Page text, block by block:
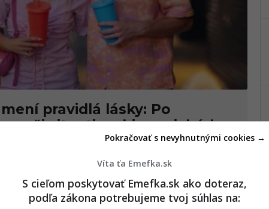
pravidlá lásky: Po
či situationshipe prichádza
Čo je wildflowering?
trendy výraz opisujúci správanie ľudí vo vzťahoch.
Víta ťa Emefka.sk
S cieľom poskytovať Emefka.sk ako doteraz,
podľa zákona potrebujeme tvoj súhlas na:
Pokračovať s nevyhnutnými cookies →